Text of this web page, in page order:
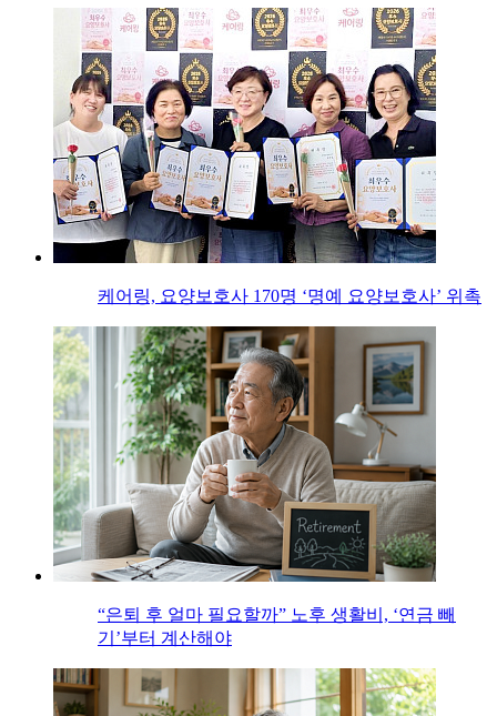
케어링, 요양보호사 170명 ‘명예 요양보호사’ 위촉
“은퇴 후 얼마 필요할까” 노후 생활비, ‘연금 빼
기’부터 계산해야